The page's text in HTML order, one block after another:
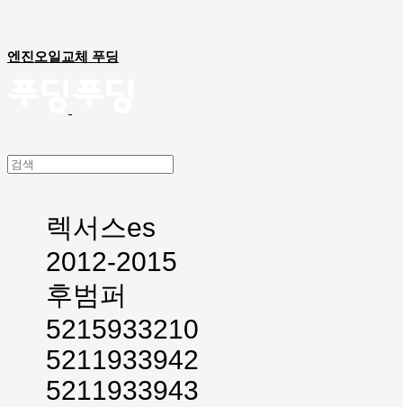
엔진오일교체 푸딩
렉서스es
2012-2015
후범퍼
5215933210
5211933942
5211933943